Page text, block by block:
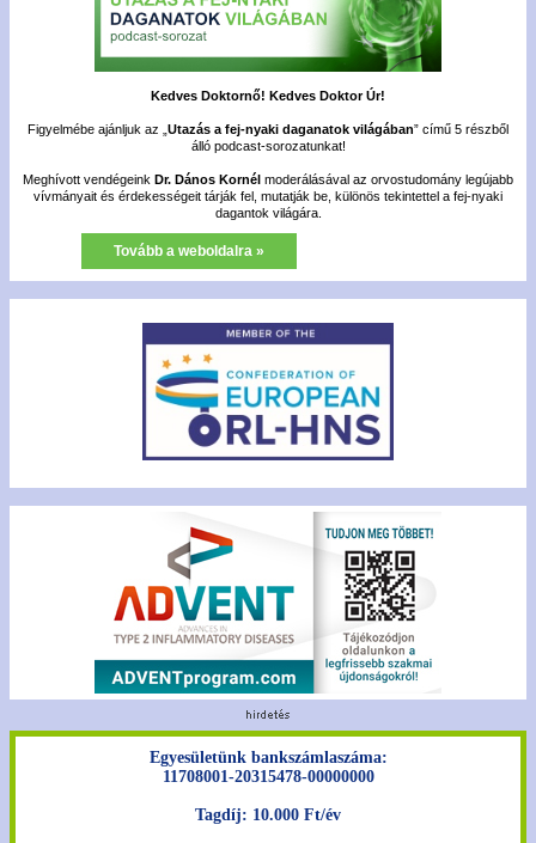
Kedves Doktornő! Kedves Doktor Úr!
Figyelmébe ajánljuk az „ Utazás a fej-nyaki daganatok világában” című 5 részből
álló podcast-sorozatunkat!
Meghívott vendégeink Dr. Dános Kornél moderálásával az orvostudomány legújabb
vívmányait és érdekességeit tárják fel, mutatják be, különös tekintettel a fej-nyaki
dagantok világára.
Tovább a weboldalra »
Egyesületünk bankszámlaszáma:
11708001-20315478-00000000
Tagdíj: 10.000 Ft/év